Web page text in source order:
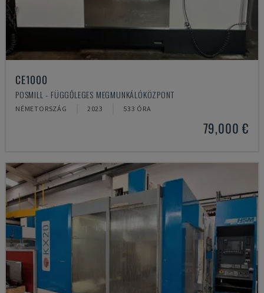
CE1000
POSMILL - FÜGGŐLEGES MEGMUNKÁLÓKÖZPONT
NÉMETORSZÁG 2023 533 ÓRA
79,000 €